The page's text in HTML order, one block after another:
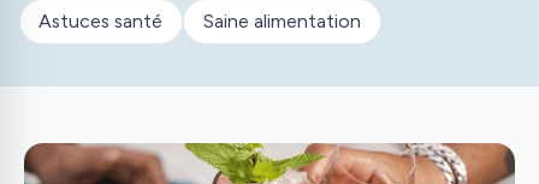
Astuces santé
Saine alimentation